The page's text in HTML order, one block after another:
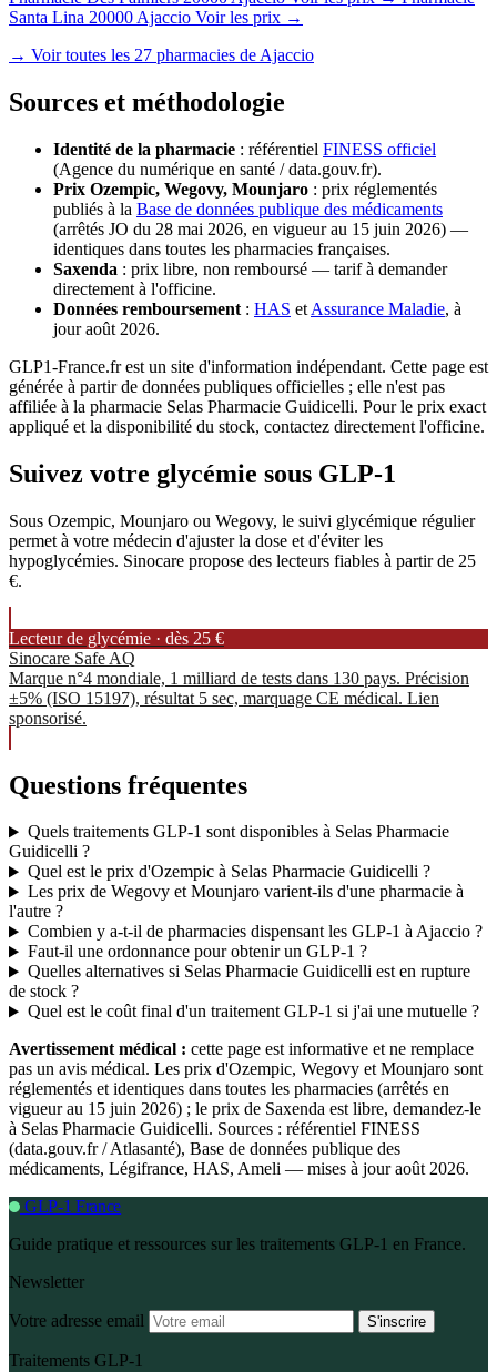
Santa Lina 20000 Ajaccio Voir les prix →
→ Voir toutes les 27 pharmacies de Ajaccio
Sources et méthodologie
Identité de la pharmacie : référentiel FINESS officiel
(Agence du numérique en santé / data.gouv.fr).
Prix Ozempic, Wegovy, Mounjaro : prix réglementés
publiés à la Base de données publique des médicaments
(arrêtés JO du 28 mai 2026, en vigueur au 15 juin 2026) —
identiques dans toutes les pharmacies françaises.
Saxenda : prix libre, non remboursé — tarif à demander
directement à l'officine.
Données remboursement : HAS et Assurance Maladie, à
jour août 2026.
GLP1-France.fr est un site d'information indépendant. Cette page est
générée à partir de données publiques officielles ; elle n'est pas
affiliée à la pharmacie Selas Pharmacie Guidicelli. Pour le prix exact
appliqué et la disponibilité du stock, contactez directement l'officine.
Suivez votre glycémie sous GLP-1
Sous Ozempic, Mounjaro ou Wegovy, le suivi glycémique régulier
permet à votre médecin d'ajuster la dose et d'éviter les
hypoglycémies. Sinocare propose des lecteurs fiables à partir de 25
€.
Lecteur de glycémie · dès 25 €
Sinocare Safe AQ
Marque n°4 mondiale, 1 milliard de tests dans 130 pays. Précision
±5% (ISO 15197), résultat 5 sec, marquage CE médical. Lien
sponsorisé.
Questions fréquentes
Quels traitements GLP-1 sont disponibles à Selas Pharmacie
Guidicelli ?
Quel est le prix d'Ozempic à Selas Pharmacie Guidicelli ?
Les prix de Wegovy et Mounjaro varient-ils d'une pharmacie à
l'autre ?
Combien y a-t-il de pharmacies dispensant les GLP-1 à Ajaccio ?
Faut-il une ordonnance pour obtenir un GLP-1 ?
Quelles alternatives si Selas Pharmacie Guidicelli est en rupture
de stock ?
Quel est le coût final d'un traitement GLP-1 si j'ai une mutuelle ?
Avertissement médical : cette page est informative et ne remplace
pas un avis médical. Les prix d'Ozempic, Wegovy et Mounjaro sont
réglementés et identiques dans toutes les pharmacies (arrêtés en
vigueur au 15 juin 2026) ; le prix de Saxenda est libre, demandez-le
à Selas Pharmacie Guidicelli. Sources : référentiel FINESS
(data.gouv.fr / Atlasanté), Base de données publique des
médicaments, Légifrance, HAS, Ameli — mises à jour août 2026.
GLP-1 France
Guide pratique et ressources sur les traitements GLP-1 en France.
Newsletter
Votre adresse email S'inscrire
Traitements GLP-1